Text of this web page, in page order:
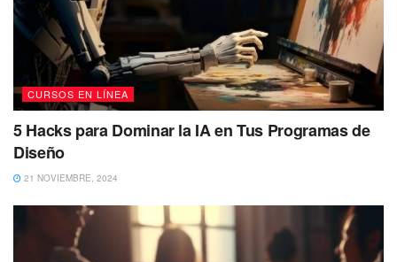
CURSOS EN LÍNEA
5 Hacks para Dominar la IA en Tus Programas de
Diseño
21 NOVIEMBRE, 2024